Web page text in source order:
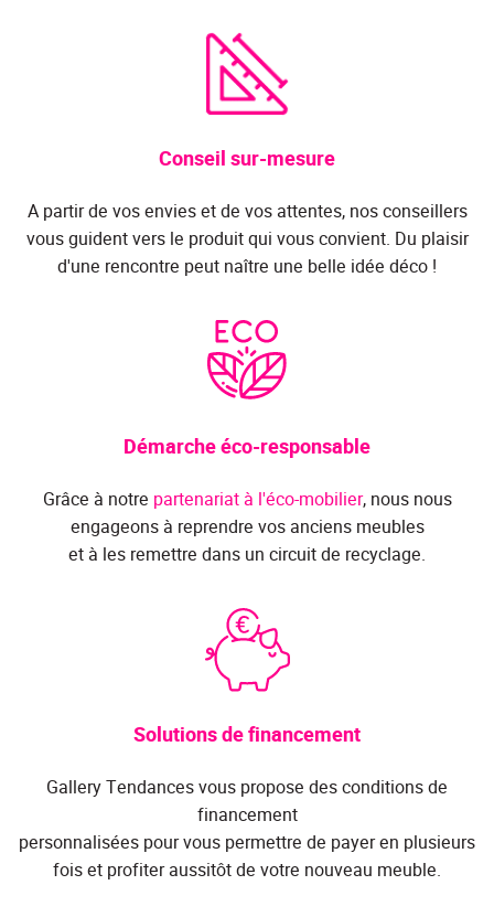
Conseil sur-mesure
A partir de vos envies et de vos attentes, nos conseillers
vous guident vers le produit qui vous convient. Du plaisir
d'une rencontre peut naître une belle idée déco !
Démarche éco-responsable
Grâce à notre partenariat à l'éco-mobilier, nous nous
engageons à reprendre vos anciens meubles
et à les remettre dans un circuit de recyclage.
Solutions de financement
Gallery Tendances vous propose des conditions de
financement
personnalisées pour vous permettre de payer en plusieurs
fois et profiter aussitôt de votre nouveau meuble.